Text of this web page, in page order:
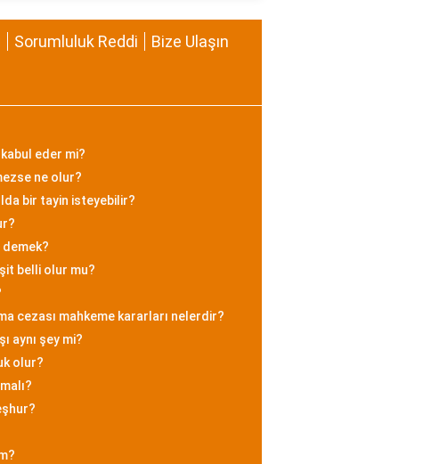
Sorumluluk Reddi Bize Ulaşın
kabul eder mi?
ne olur?
bir tayin isteyebilir?
demek?
belli olur mu?
cezası mahkeme kararları nelerdir?
aynı şey mi?
olur?